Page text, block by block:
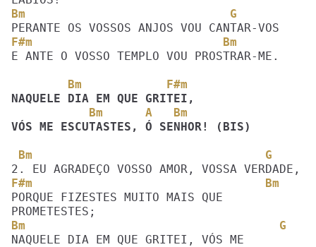
Bm                             G
F#m                           Bm
E ANTE O VOSSO TEMPLO VOU PROSTRAR-ME.
        Bm            F#m
           Bm      A   Bm
VÓS ME ESCUTASTES, Ó SENHOR! (BIS)
Bm                                 G
F#m                                 Bm
PORQUE FIZESTES MUITO MAIS QUE
Bm                                    G
NAQUELE DIA EM QUE GRITEI, VÓS ME